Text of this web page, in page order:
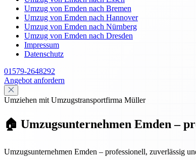
Umzug von Emden nach Bremen
Umzug von Emden nach Hannover
Umzug von Emden nach Nürnberg
Umzug von Emden nach Dresden
Impressum
Datenschutz
01579-2648292
Angebot anfordern
Umziehen mit Umzugstransportfirma Müller
🏠 Umzugsunternehmen Emden –
Umzugsunternehmen Emden – professionell, zuverlässig